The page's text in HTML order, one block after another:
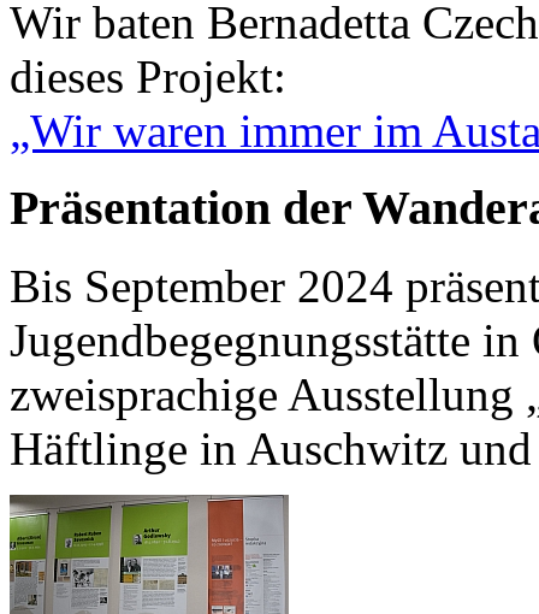
Wir baten Bernadetta
dieses Projekt:
„Wir waren immer im
Präsentation der
Bis September 2024
Jugendbegegnungsstätte
zweisprachige Ausstellung
Häftlinge in Auschwitz und